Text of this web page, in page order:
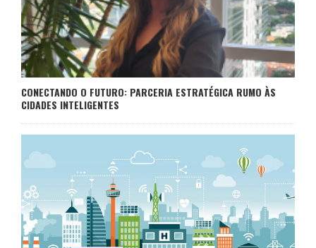
CONECTANDO O FUTURO: PARCERIA ESTRATÉGICA RUMO ÀS
CIDADES INTELIGENTES